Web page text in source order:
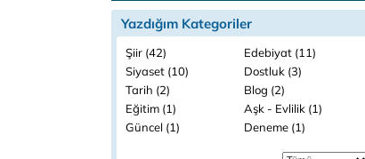
Yazdığım Kategoriler
Şiir (42)
Edebiyat (11)
Siyaset (10)
Dostluk (3)
Tarih (2)
Blog (2)
Eğitim (1)
Aşk - Evlilik (1)
Güncel (1)
Deneme (1)